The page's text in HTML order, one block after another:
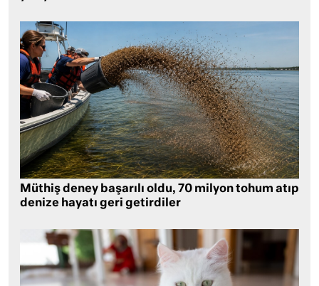
Müthiş deney başarılı oldu, 70 milyon tohum atıp
denize hayatı geri getirdiler